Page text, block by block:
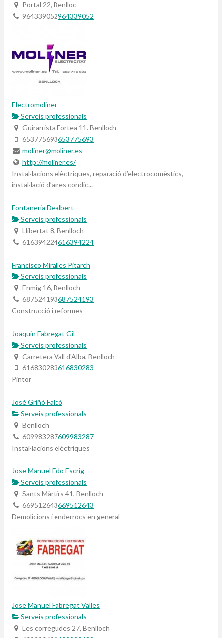
Portal 22, Benlloc
964339052964339052
Electromoliner
Serveis professionals
Guirarrista Fortea 11. Benlloch
653775693653775693
moliner@moliner.es
http://moliner.es/
Instal·lacions elèctriques, reparació d’electrocomèstics,
instal·lació d’aires condic...
Fontaneria Dealbert
Serveis professionals
Llibertat 8, Benlloch
616394224616394224
Francisco Miralles Pitarch
Serveis professionals
Enmig 16, Benlloch
687524193687524193
Construcció i reformes
Joaquin Fabregat Gil
Serveis professionals
Carretera Vall d'Alba, Benlloch
616830283616830283
Pintor
José Griñó Falcó
Serveis professionals
Benlloch
609983287609983287
Instal·lacions elèctriques
Jose Manuel Edo Escrig
Serveis professionals
Sants Màrtirs 41, Benlloch
669512643669512643
Demolicions i enderrocs en general
Jose Manuel Fabregat Valles
Serveis professionals
Les corregudes 27, Benlloch